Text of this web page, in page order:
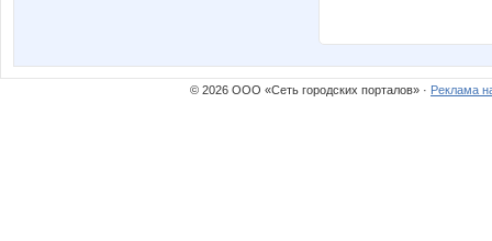
© 2026 ООО «Сеть городских порталов» · Реклама